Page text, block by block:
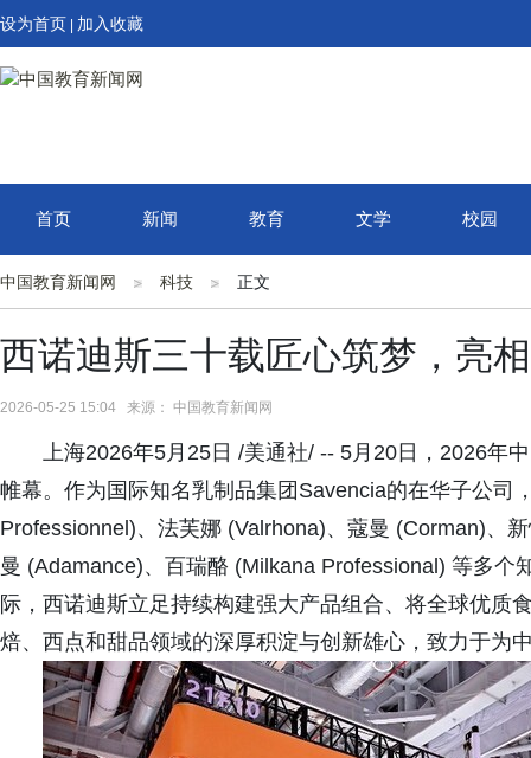
设为首页 加入收藏
首页 新闻 教育 文学 校园
中国教育新闻网 科技 正文
西诺迪斯三十载匠心筑梦，亮
2026-05-25 15:04 来源： 中国教育新闻网
上海2026年5月25日 /美通社/ -- 5月20日，2026年
帷幕。作为国际知名乳制品集团Savencia的在华子公司
Professionnel)、法芙娜 (Valrhona)、蔻曼 (Corman)、
曼 (Adamance)、百瑞酪 (Milkana Professional) 等多
际，西诺迪斯立足持续构建强大产品组合、将全球优质
焙、西点和甜品领域的深厚积淀与创新雄心，致力于为